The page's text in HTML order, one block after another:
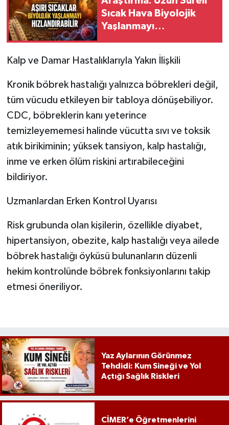
Sıcak Hava Biyolojik
Yaşlanmayı
Kalp ve Damar Hastalıklarıyla Yakın İlişkili
Kronik böbrek hastalığı yalnızca böbrekleri değil,
tüm vücudu etkileyen bir tabloya dönüşebiliyor.
CDC, böbreklerin kanı yeterince
temizleyememesi halinde vücutta sıvı ve toksik
atık birikiminin; yüksek tansiyon, kalp hastalığı,
inme ve erken ölüm riskini artırabileceğini
bildiriyor.
Uzmanlardan Erken Kontrol Uyarısı
Risk grubunda olan kişilerin, özellikle diyabet,
hipertansiyon, obezite, kalp hastalığı veya ailede
böbrek hastalığı öyküsü bulunanların düzenli
hekim kontrolünde böbrek fonksiyonlarını takip
etmesi öneriliyor.
Yaz Aylarının Görünmez
Tehdidi: Kum Sineği ve Yol
Açtığı Sağlık Riskleri
CİMER’e Öğretmenlerini